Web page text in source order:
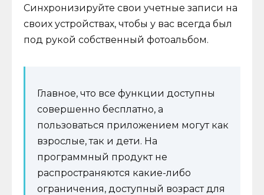
Синхронизируйте свои учетные записи на
своих устройствах, чтобы у вас всегда был
под рукой собственный фотоальбом.
Главное, что все функции доступны
совершенно бесплатно, а
пользоваться приложением могут как
взрослые, так и дети. На
программный продукт не
распространяются какие-либо
ограничения, доступный возраст для